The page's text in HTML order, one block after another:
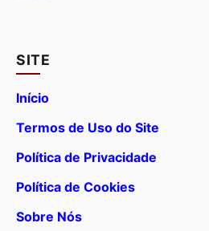
SITE
Início
Termos de Uso do Site
Política de Privacidade
Política de Cookies
Sobre Nós